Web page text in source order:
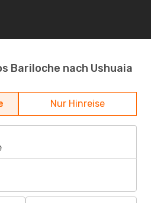
Bariloche nach Ushuaia
Nur Hinreise